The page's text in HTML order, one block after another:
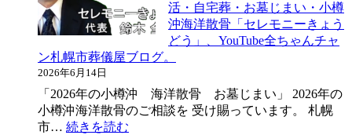
金
が、
令
年
4
月
活・自宅葬・お墓じまい・小樽
沖海洋散骨「セレモニーきょう
どう」、YouTube全ちゃんチャ
ン札幌市葬儀屋ブログ。
2026年6月14日
「2026年の小樽沖 海洋散骨 お墓じまい」 2026年の
小樽沖海洋散骨のご相談を 受け賜っています。 札幌
市… 続きを読む